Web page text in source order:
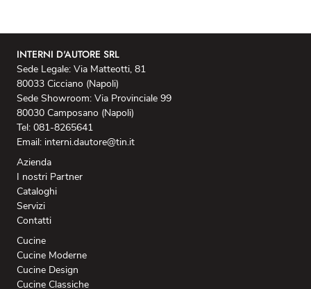
INTERNI D'AUTORE SRL
Sede Legale: Via Matteotti, 81
80033 Cicciano (Napoli)
Sede Showroom: Via Provinciale 99
80030 Camposano (Napoli)
Tel: 081-8265641
Email: interni.dautore@tin.it
Azienda
I nostri Partner
Cataloghi
Servizi
Contatti
Cucine
Cucine Moderne
Cucine Design
Cucine Classiche